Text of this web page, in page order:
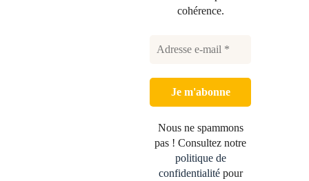
cohérence.
Nous ne spammons
pas ! Consultez notre
politique de
confidentialitépour